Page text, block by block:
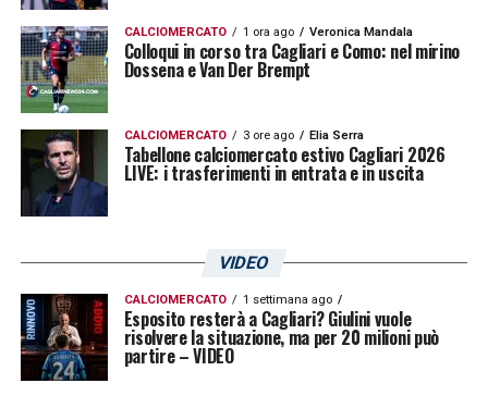
CALCIOMERCATO 1 ora ago Veronica Mandala
Colloqui in corso tra Cagliari e Como: nel mirino
Dossena e Van Der Brempt
CALCIOMERCATO 3 ore ago Elia Serra
Tabellone calciomercato estivo Cagliari 2026
LIVE: i trasferimenti in entrata e in uscita
VIDEO
CALCIOMERCATO 1 settimana ago
Esposito resterà a Cagliari? Giulini vuole
risolvere la situazione, ma per 20 milioni può
partire – VIDEO